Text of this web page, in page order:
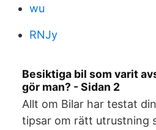
wu
RNJy
Besiktiga bil som varit
gör man? - Sidan 2
Allt om Bilar har testat
tipsar om rätt utrustning